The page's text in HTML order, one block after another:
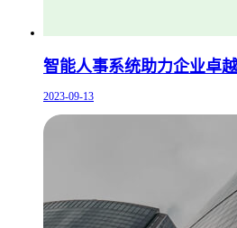
智能人事系统助力企业卓
2023-09-13